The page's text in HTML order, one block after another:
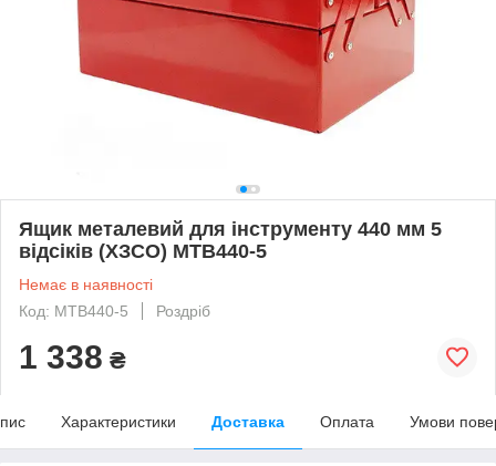
Ящик металевий для інструменту 440 мм 5
відсіків (ХЗСО) MTB440-5
Немає в наявності
Код: MTB440-5
Роздріб
1 338 ₴
Характеристики Доставка Оплата Умови